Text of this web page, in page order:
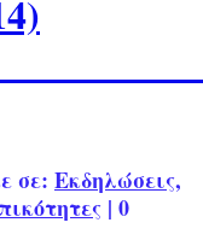
σε: Εκδηλώσεις,
| 0